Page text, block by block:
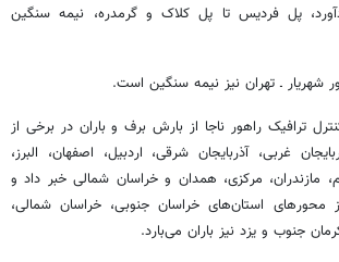
پل فردیس تا پل کلاک و گرمدره، نیمه سنگین
ـ تهران نیز نیمه سنگین است.
ترافیک راهور ناجا از بارش برف و باران در برخی از
غربی، آذربایجان شرقی، اردبیل، اصفهان، البرز،
مازندران، مرکزی، همدان و خراسان شمالی خبر داد و
محورهای استان‌های خراسان جنوبی، خراسان شمالی،
جنوب و یزد نیز باران می‌بارد.